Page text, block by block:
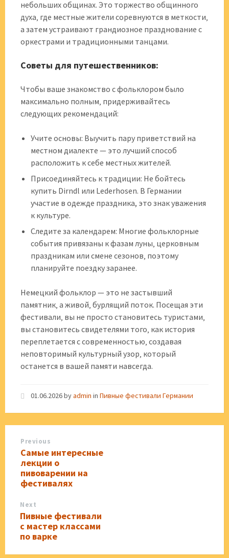
небольших общинах. Это торжество общинного
духа‚ где местные жители соревнуются в меткости‚
а затем устраивают грандиозное празднование с
оркестрами и традиционными танцами.
Советы для путешественников:
Чтобы ваше знакомство с фольклором было
максимально полным‚ придерживайтесь
следующих рекомендаций:
Учите основы: Выучить пару приветствий на
местном диалекте — это лучший способ
расположить к себе местных жителей.
Присоединяйтесь к традиции: Не бойтесь
купить Dirndl или Lederhosen. В Германии
участие в одежде праздника, это знак уважения
к культуре.
Следите за календарем: Многие фольклорные
события привязаны к фазам луны‚ церковным
праздникам или смене сезонов‚ поэтому
планируйте поездку заранее.
Немецкий фольклор — это не застывший
памятник‚ а живой‚ бурлящий поток. Посещая эти
фестивали‚ вы не просто становитесь туристами‚
вы становитесь свидетелями того‚ как история
переплетается с современностью‚ создавая
неповторимый культурный узор‚ который
останется в вашей памяти навсегда.
01.06.2026byadmin in Пивные фестивали Германии
Previous
Самые интересные
лекции о
пивоварении на
фестивалях
Next
Пивные фестивали
с мастер классами
по варке